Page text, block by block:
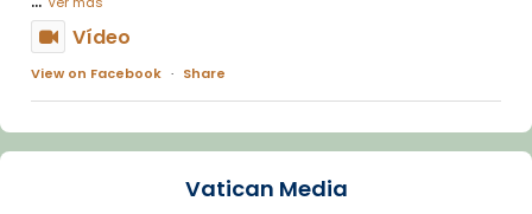
Vídeo
View on Facebook · Share
Arquebisbat de Barcelona
La Carmina va patir depressió. Fa gairebé
Vatican Media